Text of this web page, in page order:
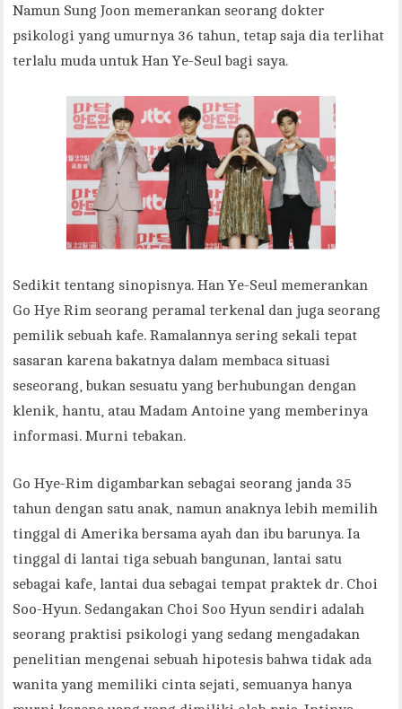
Namun Sung Joon memerankan seorang dokter
psikologi yang umurnya 36 tahun, tetap saja dia terlihat
terlalu muda untuk Han Ye-Seul bagi saya.
Sedikit tentang sinopisnya. Han Ye-Seul memerankan
Go Hye Rim seorang peramal terkenal dan juga seorang
pemilik sebuah kafe. Ramalannya sering sekali tepat
sasaran karena bakatnya dalam membaca situasi
seseorang, bukan sesuatu yang berhubungan dengan
klenik, hantu, atau Madam Antoine yang memberinya
informasi. Murni tebakan.
Go Hye-Rim digambarkan sebagai seorang janda 35
tahun dengan satu anak, namun anaknya lebih memilih
tinggal di Amerika bersama ayah dan ibu barunya. Ia
tinggal di lantai tiga sebuah bangunan, lantai satu
sebagai kafe, lantai dua sebagai tempat praktek dr. Choi
Soo-Hyun. Sedangakan Choi Soo Hyun sendiri adalah
seorang praktisi psikologi yang sedang mengadakan
penelitian mengenai sebuah hipotesis bahwa tidak ada
wanita yang memiliki cinta sejati, semuanya hanya